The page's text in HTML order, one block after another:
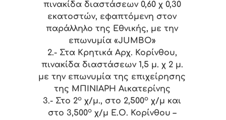
πινακίδα διαστάσεων 0,60 χ 0,30
εκατοστών, εφαπτόμενη στον
παράλληλο της Εθνικής, με την
επωνυμία «JUMBO»
2.-Στα Κρητικά Αρχ. Κορίνθου,
πινακίδα διαστάσεων 1,5 μ. χ 2 μ.
με την επωνυμία της επιχείρησης
της ΜΠΙΝΙΑΡΗ Αικατερίνης
3.- Στο 2ο χ/μ., στο 2,500ο χ/μ και
στο 3,500ο χ/μ Ε.Ο. Κορίνθου –